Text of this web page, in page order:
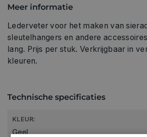
Meer informatie
Lederveter voor het maken van
sleutelhangers en andere
lang. Prijs per stuk. Verkrijgbaar in
kleuren.
Technische specificaties
KLEUR:
Geel